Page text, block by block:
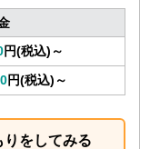
円(税込)～
円(税込)～
をしてみる